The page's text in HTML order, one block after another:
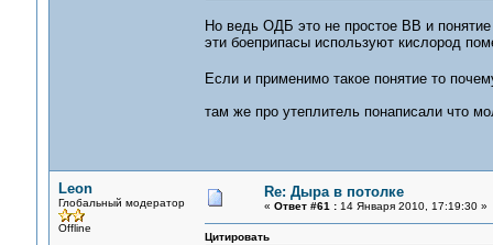
Но ведь ОДБ это не простое ВВ и
эти боеприпасы используют кислород
Если и применимо такое понятие то
там же про утеплитель понаписали что
Leon
Глобальный модератор
Offline
Re: Дыра в потолке
« Ответ #61 :14 Января 2010, 17:19:30 »
Цитировать